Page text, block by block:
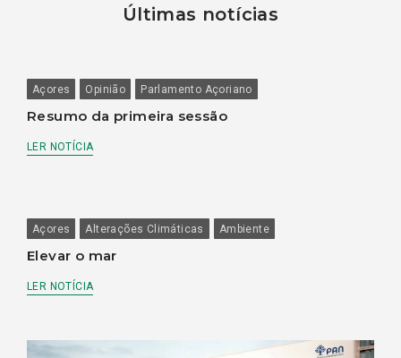
Últimas notícias
Açores Opinião Parlamento Açoriano
Resumo da primeira sessão
LER NOTÍCIA
Açores Alterações Climáticas Ambiente
Elevar o mar
LER NOTÍCIA